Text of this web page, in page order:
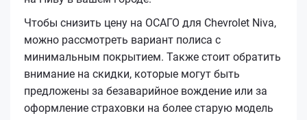
Чтобы снизить цену на ОСАГО для Chevrolet Niva,
можно рассмотреть вариант полиса с
минимальным покрытием. Также стоит обратить
внимание на скидки, которые могут быть
предложены за безаварийное вождение или за
оформление страховки на более старую модель